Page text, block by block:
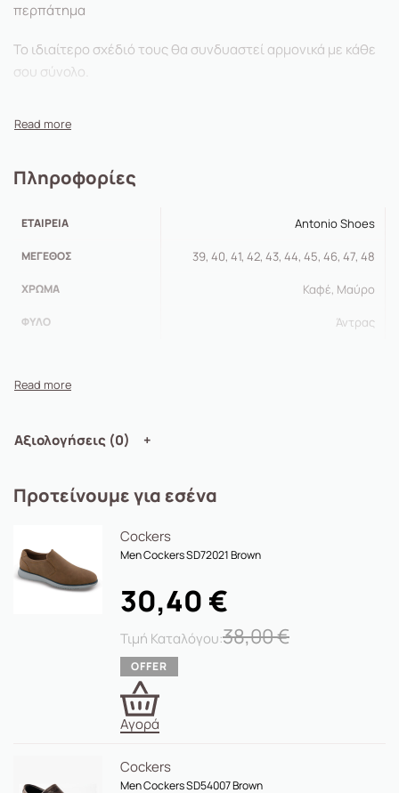
περπάτημα
Το ιδιαίτερο σχέδιό τους θα συνδυαστεί αρμονικά με κάθε
σου σύνολο.
Πληροφορίες
ΕΤΑΙΡΕΊΑ Antonio Shoes
ΜΈΓΕΘΟΣ 39, 40, 41, 42, 43, 44, 45, 46, 47, 48
ΧΡΏΜΑ Καφέ, Μαύρο
ΦΎΛΟ Άντρας
Αξιολογήσεις (0)
Προτείνουμε για εσένα
Cockers
Men Cockers SD72021 Brown
38,00€
30,40 €
Αγορά
Cockers
Men Cockers SD54007 Brown